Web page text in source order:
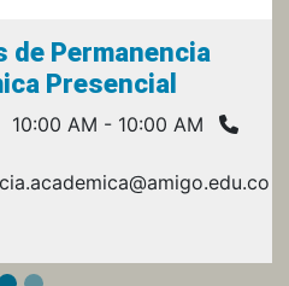
de Permanencia
Presencial
10:00 AM - 10:00 AM